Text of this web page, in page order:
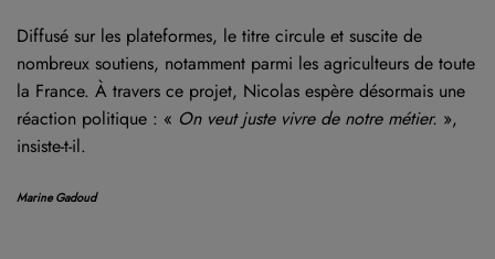
Diffusé sur les plateformes, le titre circule et suscite de
nombreux soutiens, notamment parmi les agriculteurs de toute
la France. À travers ce projet, Nicolas espère désormais une
réaction politique : « On veut juste vivre de notre métier. »,
insiste-t-il.
Marine Gadoud